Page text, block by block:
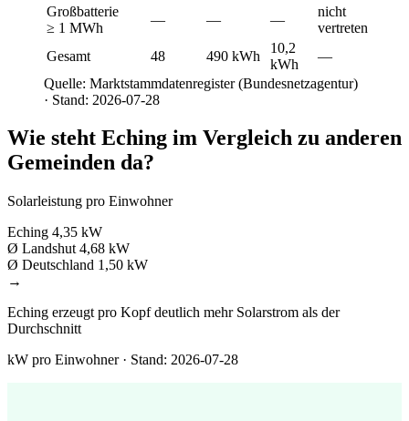
Großbatterie
≥ 1 MWh
— — —
nicht
vertreten
Gesamt
48 490 kWh
10,2
kWh
—
Quelle: Marktstammdatenregister (Bundesnetzagentur)
· Stand: 2026-07-28
Wie steht Eching im Vergleich zu anderen
Gemeinden da?
Solarleistung pro Einwohner
Eching 4,35 kW
Ø Landshut 4,68 kW
Ø Deutschland 1,50 kW
→
Eching erzeugt pro Kopf deutlich mehr Solarstrom als der
Durchschnitt
kW pro Einwohner · Stand: 2026-07-28